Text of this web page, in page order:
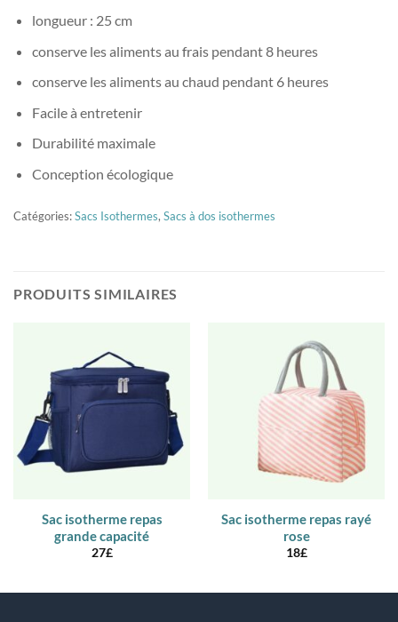
longueur : 25 cm
conserve les aliments au frais pendant 8 heures
conserve les aliments au chaud pendant 6 heures
Facile à entretenir
Durabilité maximale
Conception écologique
Catégories:Sacs Isothermes, Sacs à dos isothermes
PRODUITS SIMILAIRES
Sac isotherme repas
grande capacité
27£
Sac isotherme repas rayé
rose
18£